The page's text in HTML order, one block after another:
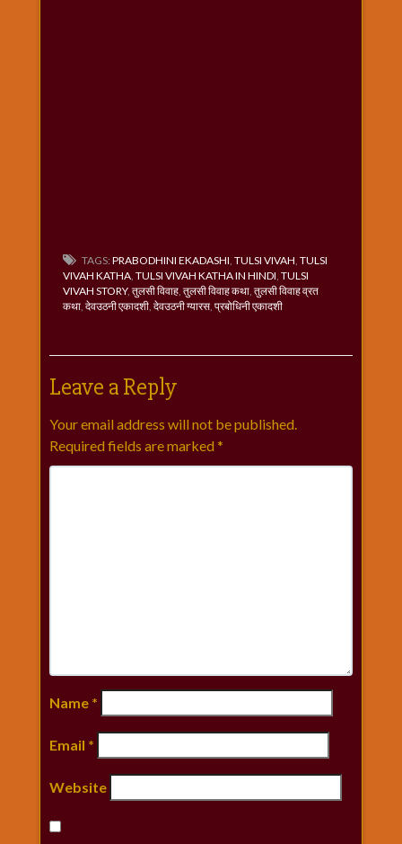
TAGS: PRABODHINI EKADASHI TULSI VIVAH TULSI
VIVAH KATHA TULSI VIVAH KATHA IN HINDI TULSI
VIVAH STORY, तुलसी विवाह तुलसी विवाह कथा तुलसी विवाह व्रत
कथा देवउठनी एकादशी देवउठनी ग्यारस प्रबोधिनी एकादशी
Leave a Reply
Your email address will not be published.
Required fields are marked *
Name *
Email *
Website